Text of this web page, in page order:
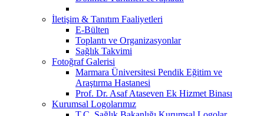
İletişim & Tanıtım Faaliyetleri
E-Bülten
Toplantı ve Organizasyonlar
Sağlık Takvimi
Fotoğraf Galerisi
Marmara Üniversitesi Pendik Eğitim ve
Araştırma Hastanesi
Prof. Dr. Asaf Ataseven Ek Hizmet Binası
Kurumsal Logolarımız